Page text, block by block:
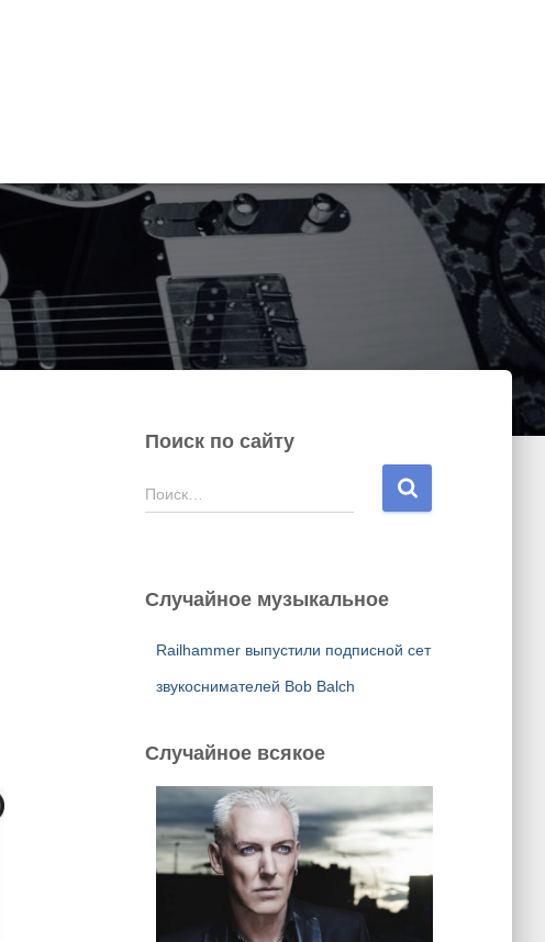
Поиск по сайту
Н
а
:
Поиск…
Случайное музыкальное
Railhammer выпустили подписной сет
звукоснимателей Bob Balch
Случайное всякое